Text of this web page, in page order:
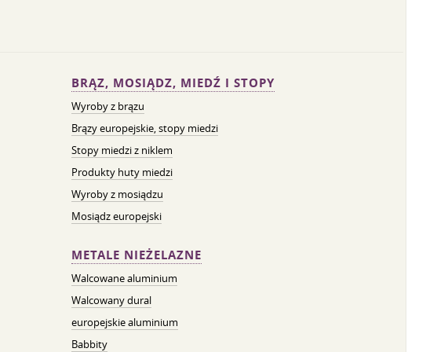
BRĄZ, MOSIĄDZ, MIEDŹ I STOPY
Wyroby z brązu
Brązy europejskie, stopy miedzi
Stopy miedzi z niklem
Produkty huty miedzi
Wyroby z mosiądzu
Mosiądz europejski
METALE NIEŻELAZNE
Walcowane aluminium
Walcowany dural
europejskie aluminium
Babbity